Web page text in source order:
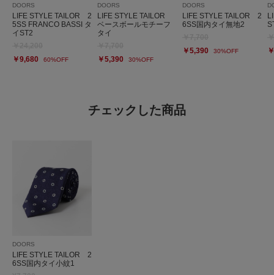
DOORS
LIFE STYLE TAILOR 2
5SS FRANCO BASSI タ
イST2
￥9,680
60%OFF
DOORS
LIFE STYLE TAILOR
ベースボールモチーフ
タイ
￥5,390
30%OFF
DOORS
LIFE STYLE TAILOR 2
6SS国内タイ無地2
￥5,390
30%OFF
チェックした商品
DOORS
LIFE STYLE TAILOR 2
6SS国内タイ小紋1